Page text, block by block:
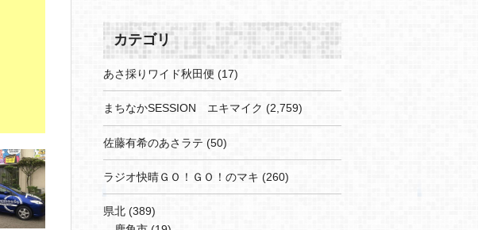
カテゴリ
あさ採りワイド秋田便 (17)
まちなかSESSION エキマイク (2,759)
佐藤有希のあさラテ (50)
ラジオ快晴ＧＯ！ＧＯ！のマキ (260)
県北 (389)